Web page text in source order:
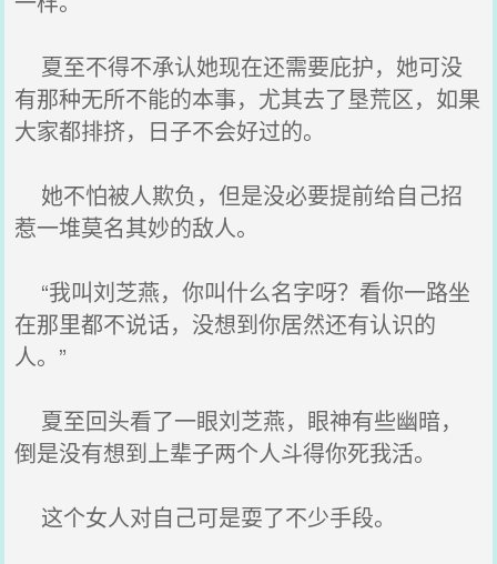
夏至不得不承认她现在还需要庇护，她可没
有那种无所不能的本事，尤其去了垦荒区，如果
大家都排挤，日子不会好过的。
她不怕被人欺负，但是没必要提前给自己招
惹一堆莫名其妙的敌人。
“我叫刘芝燕，你叫什么名字呀？看你一路坐
在那里都不说话，没想到你居然还有认识的
人。”
夏至回头看了一眼刘芝燕，眼神有些幽暗，
倒是没有想到上辈子两个人斗得你死我活。
这个女人对自己可是耍了不少手段。